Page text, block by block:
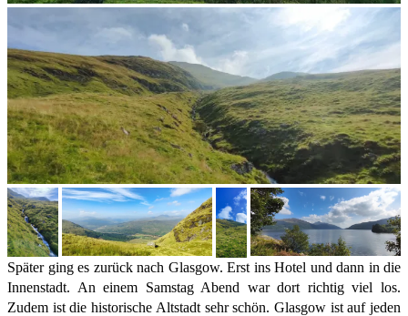
Später ging es zurück nach Glasgow. Erst ins Hotel und dann in die
Innenstadt. An einem Samstag Abend war dort richtig viel los.
Zudem ist die historische Altstadt sehr schön. Glasgow ist auf jeden